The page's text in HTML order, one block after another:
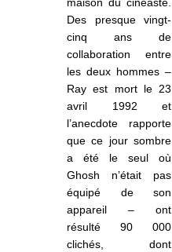
maison du cinéaste.
Des presque vingt-
cinq ans de
collaboration entre
les deux hommes –
Ray est mort le 23
avril 1992 et
l’anecdote rapporte
que ce jour sombre
a été le seul où
Ghosh n’était pas
équipé de son
appareil – ont
résulté 90 000
clichés, dont